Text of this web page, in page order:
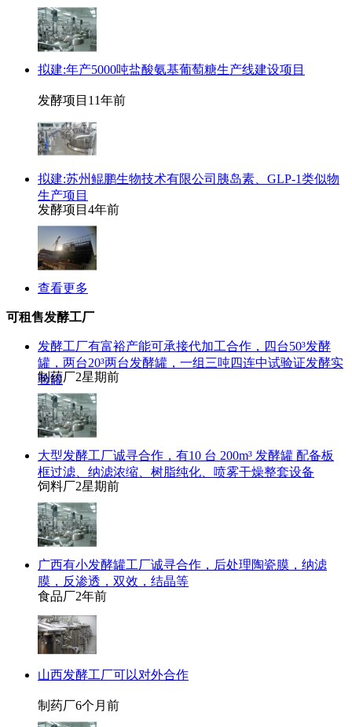
拟建:年产5000吨盐酸氨基葡萄糖生产线建设项目
发酵项目 11年前
拟建:苏州鲲鹏生物技术有限公司胰岛素、GLP-1类似物
生产项目
发酵项目 4年前
查看更多
可租售发酵工厂
发酵工厂有富裕产能可承接代加工合作，四台50³发酵
罐，两台20³两台发酵罐，一组三吨四连中试验证发酵实
验罐
制药厂2星期前
大型发酵工厂诚寻合作，有10 台 200m³ 发酵罐 配备板
框过滤、纳滤浓缩、树脂纯化、喷雾干燥整套设备
饲料厂2星期前
广西有小发酵罐工厂诚寻合作，后处理陶瓷膜，纳滤
膜，反渗透，双效，结晶等
食品厂2年前
山西发酵工厂可以对外合作
制药厂6个月前